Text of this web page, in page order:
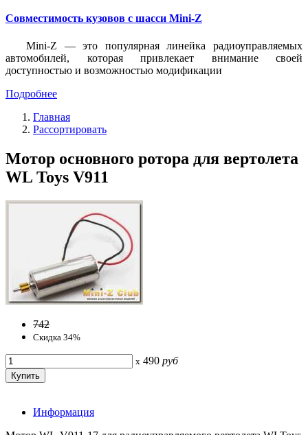
Совместимость кузовов с шасси Mini-Z
Mini-Z — это популярная линейка радиоуправляемых
автомобилей, которая привлекает внимание своей
доступностью и возможностью модификации
Подробнее
Главная
Рассортировать
Мотор основного ротора для вертолета
WL Toys V911
742
Скидка 34%
x 490 руб
Информация